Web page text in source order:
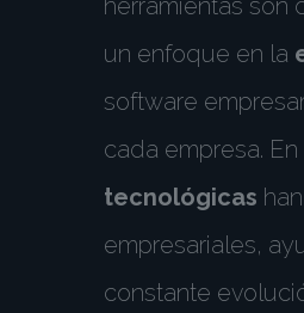
un enfoque en la
software
cada empresa.
tecnológicas
empresariales,
constante